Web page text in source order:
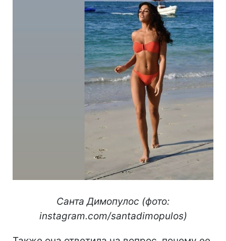
Санта Димопулос (фото:
instagram.com/santadimopulos)